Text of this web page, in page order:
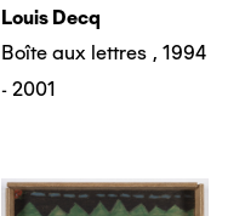
Louis Decq
Boîte aux lettres , 1994
- 2001